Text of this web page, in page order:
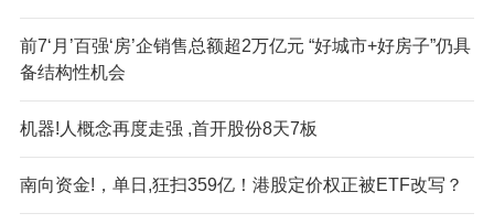
前7‘月’百强‘房’企销售总额超2万亿元 “好城市+好房子”仍具
备结构性机会
机器!人概念再度走强 ,首开股份8天7板
南向资金!，单日,狂扫359亿！港股定价权正被ETF改写？